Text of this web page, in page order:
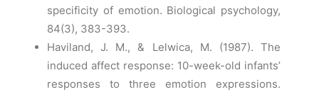
specificity of emotion. Biological psychology,
84(3), 383-393.
Haviland, J. M., & Lelwica, M. (1987). The
induced affect response: 10-week-old infants’
responses to three emotion expressions.